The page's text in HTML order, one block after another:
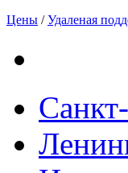
Цены /Удаленая